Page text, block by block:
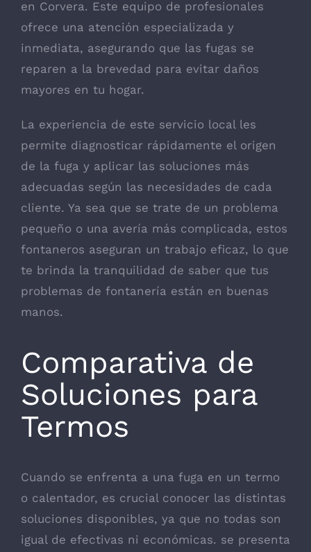
en Corvera. Este equipo de profesionales
ofrece una atención especializada y
inmediata, asegurando que las fugas se
reparen a la brevedad para evitar daños
mayores en tu hogar.
La experiencia de este servicio local les
permite diagnosticar rápidamente el origen
de la fuga y aplicar las soluciones más
adecuadas según las necesidades de cada
cliente. Ya sea que se trate de un problema
pequeño o una avería más complicada, estos
fontaneros aseguran un trabajo eficaz, lo que
te brinda la tranquilidad de saber que tus
problemas de fontanería están en buenas
manos.
Comparativa de
Soluciones para
Termos
Cuando se enfrenta a una fuga en un termo
o calentador, es crucial conocer las distintas
soluciones disponibles, ya que no todas son
igual de efectivas ni económicas. se presenta